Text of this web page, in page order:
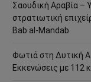
Σαουδική Αραβία –
στρατιωτική
Bab al-Mandab
Φωτιά στη Δυτική
Εκκενώσεις με 112